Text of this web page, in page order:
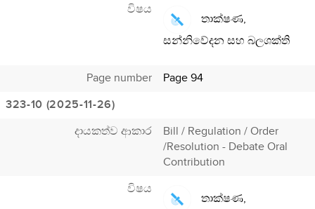
විෂය
තාක්ෂණ,
සන්නිවේදන සහ බලශක්ති
Page number
Page 94
323-10 (2025-11-26)
දායකත්ව ආකාර
Bill / Regulation / Order
/Resolution - Debate Oral
Contribution
විෂය
තාක්ෂණ,